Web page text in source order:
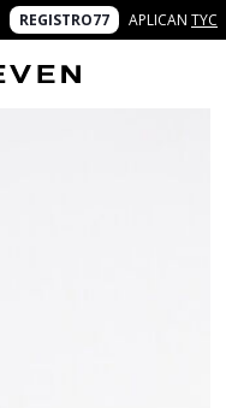
REGISTRO77 APLICAN TYC